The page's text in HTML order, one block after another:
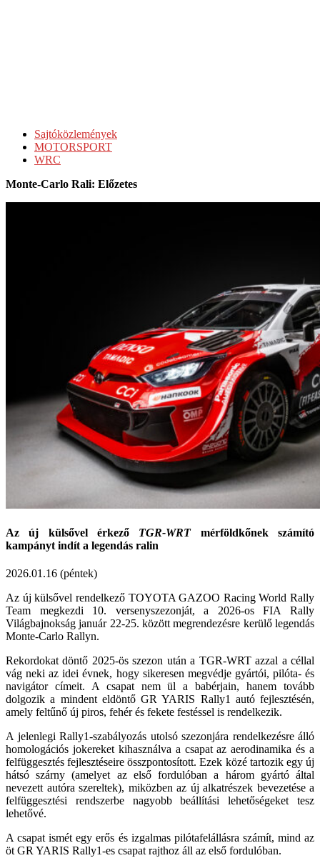
Sajtóközlemények
MOTORSPORT
WRC
Monte-Carlo Rali: Előzetes
Az új külsővel érkező TGR-WRTmérföldkőnek számító
kampányt indít a legendás ralin
2026.01.16 (péntek)
Az új külsővel rendelkező TOYOTA GAZOO Racing World Rally
Team megkezdi 10. versenyszezonját, a 2026-os FIA Rally
Világbajnokság január 22-25. között megrendezésre kerülő legendás
Monte-Carlo Rallyn.
Rekordokat döntő 2025-ös szezon után a TGR-WRT azzal a céllal
vág neki az idei évnek, hogy sikeresen megvédje gyártói, pilóta- és
navigátor címeit. A csapat nem ül a babérjain, hanem tovább
dolgozik a mindent eldöntő GR YARIS Rally1 autó fejlesztésén,
amely feltűnő új piros, fehér és fekete festéssel is rendelkezik.
A jelenlegi Rally1-szabályozás utolsó szezonjára rendelkezésre álló
homologációs jokereket kihasználva a csapat az aerodinamika és a
felfüggesztés fejlesztéseire összpontosított. Ezek közé tartozik egy új
hátsó szárny (amelyet az első fordulóban a három gyártó által
nevezett autóra szereltek), miközben az új alkatrészek bevezetése a
felfüggesztési rendszerbe nagyobb beállítási lehetőségeket tesz
lehetővé.
A csapat ismét egy erős és izgalmas pilótafelállásra számít, mind az
öt GR YARIS Rally1-es csapat rajthoz áll az első fordulóban.